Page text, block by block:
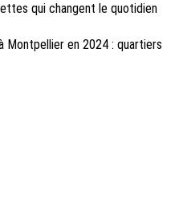
qui changent le quotidien
Montpellier en 2024 : quartiers